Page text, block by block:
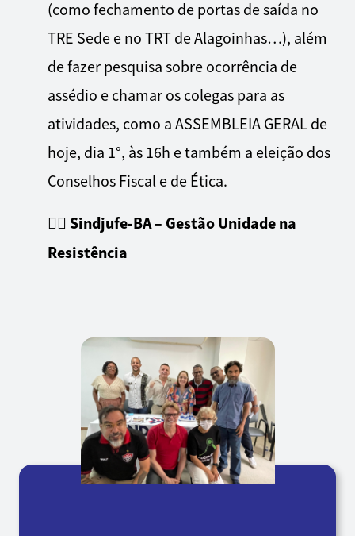
(como fechamento de portas de saída no
TRE Sede e no TRT de Alagoinhas…), além
de fazer pesquisa sobre ocorrência de
assédio e chamar os colegas para as
atividades, como a ASSEMBLEIA GERAL de
hoje, dia 1°, às 16h e também a eleição dos
Conselhos Fiscal e de Ética.
✊🏿 Sindjufe-BA – Gestão Unidade na
Resistência